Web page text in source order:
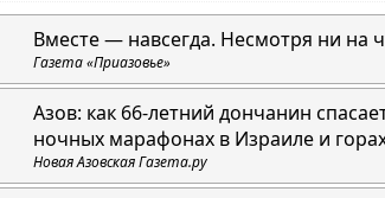
Вместе — навсегда. Несмотря ни на
Газета «Приазовье»
Азов: как 66-летний дончанин
ночных марафонах в Израиле и
Новая Азовская Газета.ру